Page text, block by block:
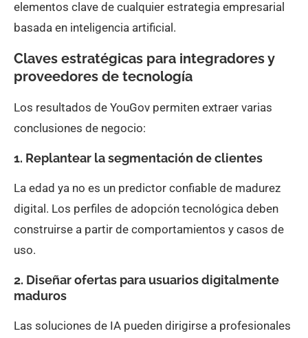
elementos clave de cualquier estrategia empresarial
basada en inteligencia artificial.
Claves estratégicas para integradores y
proveedores de tecnología
Los resultados de YouGov permiten extraer varias
conclusiones de negocio:
1. Replantear la segmentación de clientes
La edad ya no es un predictor confiable de madurez
digital. Los perfiles de adopción tecnológica deben
construirse a partir de comportamientos y casos de
uso.
2. Diseñar ofertas para usuarios digitalmente
maduros
Las soluciones de IA pueden dirigirse a profesionales